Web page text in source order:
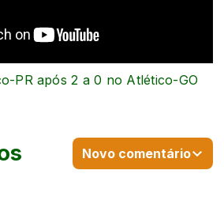
PR após 2 a 0 no Atlético-GO
Novo comentário